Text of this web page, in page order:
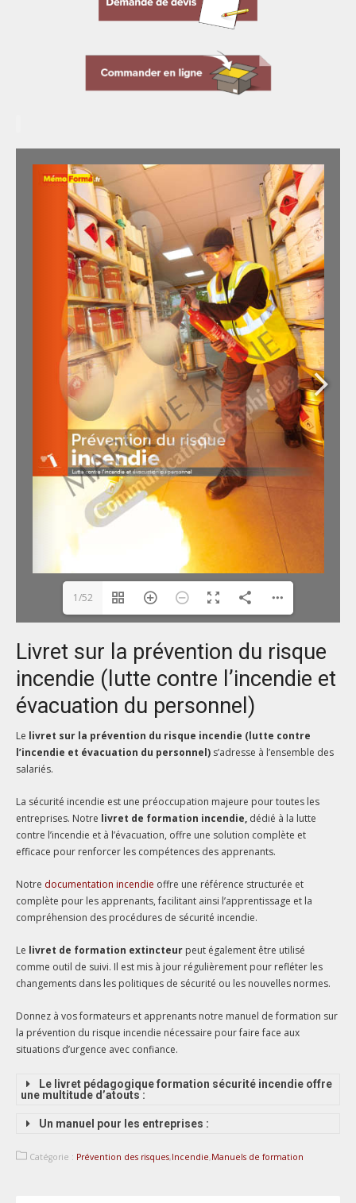
1/52
Livret sur la prévention du risque
incendie (lutte contre l’incendie et
évacuation du personnel)
Le livret sur la prévention du risque incendie (lutte contre
l’incendie et évacuation du personnel) s’adresse à l’ensemble des
salariés.
La sécurité incendie est une préoccupation majeure pour toutes les
entreprises. Notre livret de formation incendie, dédié à la lutte
contre l’incendie et à l’évacuation, offre une solution complète et
efficace pour renforcer les compétences des apprenants.
Notre documentation incendie offre une référence structurée et
complète pour les apprenants, facilitant ainsi l’apprentissage et la
compréhension des procédures de sécurité incendie.
Le livret de formation extincteur peut également être utilisé
comme outil de suivi. Il est mis à jour régulièrement pour refléter les
changements dans les politiques de sécurité ou les nouvelles normes.
Donnez à vos formateurs et apprenants notre manuel de formation sur
la prévention du risque incendie nécessaire pour faire face aux
situations d’urgence avec confiance.
Le livret pédagogique formation sécurité incendie offre
une multitude d’atouts :
Un manuel pour les entreprises :
Catégorie : Prévention des risques,Incendie,Manuels de formation